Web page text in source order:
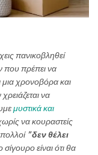
πανικοβληθεί
που πρέπει να
μια χρονοβόρα και
να
μυστικά και
να κουραστείς
πολλοί ” δεν θέλει
είναι ότι θα